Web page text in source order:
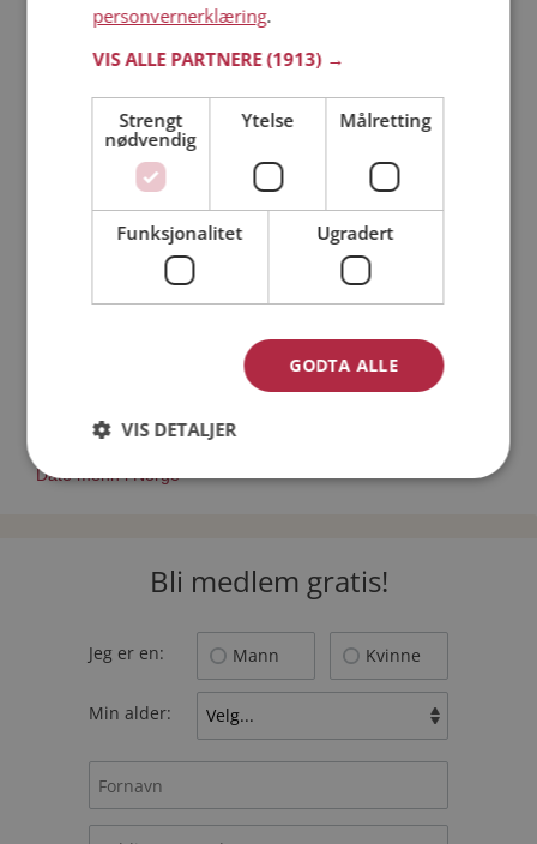
Läs mer
Trinn 1 - Bli medlem og lag en presentasjon
Trinn 2 - Slik fungerer våre søkefunksjoner
Trinn 3 - Tips til hvordan du tar kontakt
Dating på Møteplassen
Match Making på Møteplassen
Date kvinner i Norge
Date menn i Norge
Bli medlem gratis!
Jeg er en: Mann Kvinne
Min alder:
personvernerklæring.
VIS ALLE PARTNERE(1913) →
Strengt
nødvendig
Ytelse Målretting
Funksjonalitet Ugradert
GODTA ALLE
VIS DETALJER